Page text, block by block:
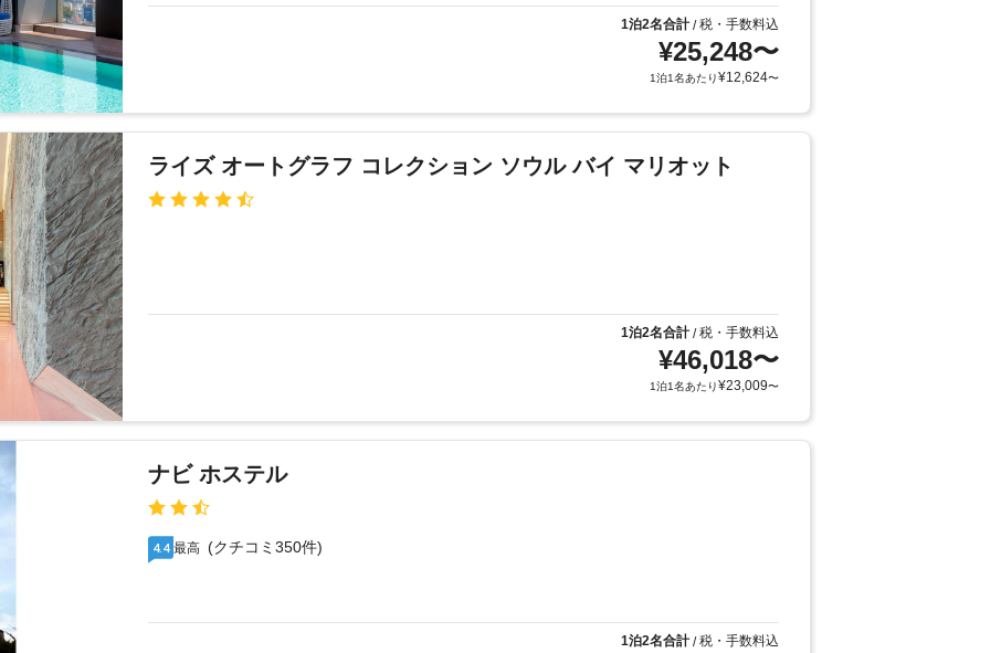
1泊2名合計/税・手数料込
¥25,248〜
1泊1名あたり¥12,624〜
ライズ オートグラフ コレクション ソウル バイ マリオット
1泊2名合計/税・手数料込
¥46,018〜
1泊1名あたり¥23,009〜
ナビ ホステル
4.4 最高 (クチコミ350件)
1泊2名合計/税・手数料込